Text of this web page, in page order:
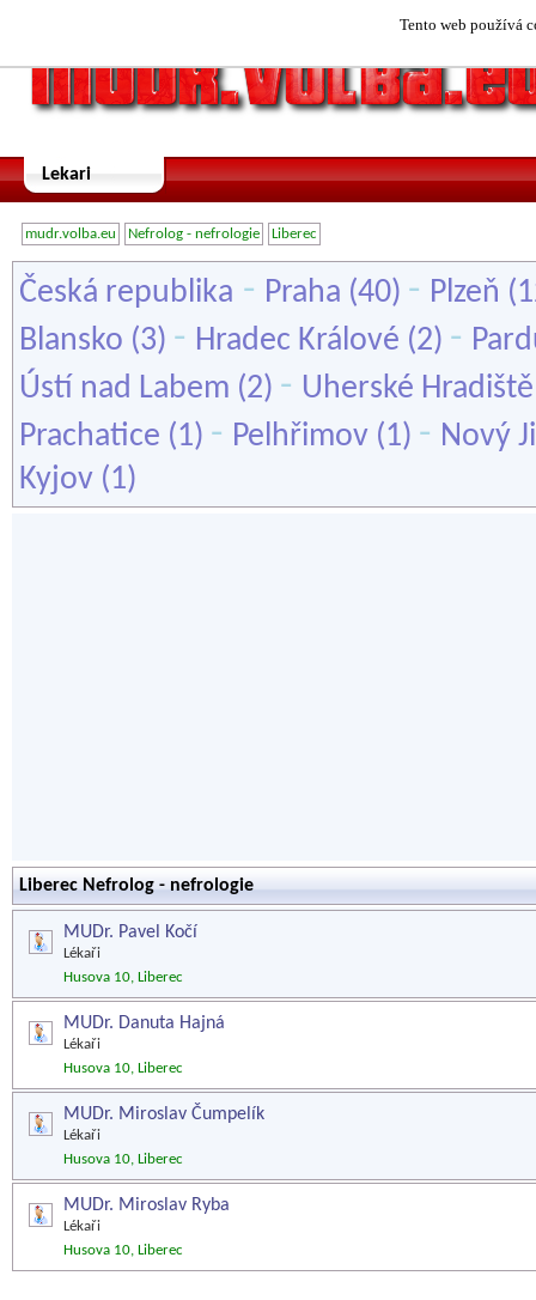
Tento web používá
Lekari
mudr.volba.eu Nefrolog - nefrologie Liberec
Česká republika - Praha (40) - Plzeň
Blansko (3) - Hradec Králové (2) -
Ústí nad Labem (2) - Uherské Hradiště
Prachatice (1) - Pelhřimov (1) - Nový
Kyjov (1)
Liberec Nefrolog - nefrologie
MUDr. Pavel Kočí
Lékaři
Husova 10, Liberec
MUDr. Danuta Hajná
Lékaři
Husova 10, Liberec
MUDr. Miroslav Čumpelík
Lékaři
Husova 10, Liberec
MUDr. Miroslav Ryba
Lékaři
Husova 10, Liberec